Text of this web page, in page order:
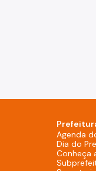
Agenda
Dia do
Conheça